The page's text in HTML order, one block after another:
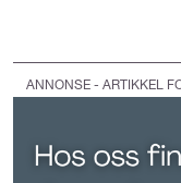
ANNONSE - ARTIKKEL